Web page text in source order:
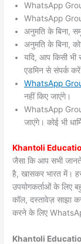
WhatsApp
WhatsApp
अनुमति के बिना,
अनुमति के बिना,
यदि, आप किसी भी
एडमिन से संपर्क
WhatsApp
नहीं किए जाएंगे।
WhatsApp
जाएंगे। कोई भी
Khantoli
जैसा कि आप सभी
है, खासकर भारत में।
उपयोगकर्ताओं के लिए
कॉल, दस्तावेज़ साझा
करने के लिए
Khantoli